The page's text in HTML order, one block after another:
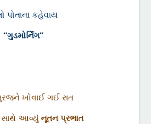
પોતાના કહેવાય
“ગુડમોર્નિંગ”
ખોવાઈ ગઈ રાત
સાથે આવ્યું નૂતન પ્રભાત